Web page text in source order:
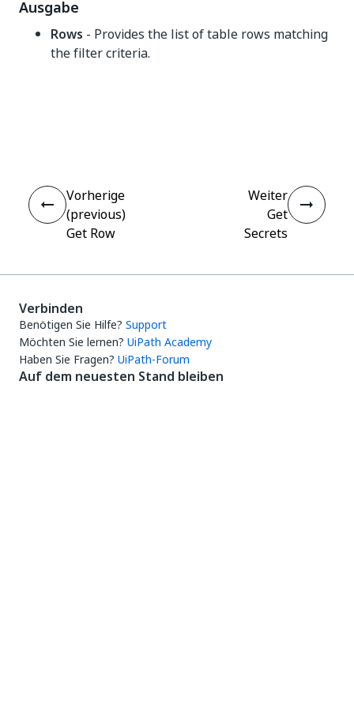
Ausgabe
Rows - Provides the list of table rows matching
the filter criteria.
Vorherige
(previous)
Get Row
Weiter
Get
Secrets
Verbinden
Benötigen Sie Hilfe? Support
Möchten Sie lernen? UiPath Academy
Haben Sie Fragen? UiPath-Forum
Auf dem neuesten Stand bleiben